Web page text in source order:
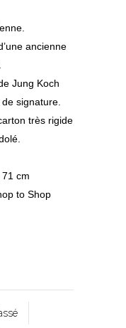
ancienne
Jung Koch
signature.
très rigide
cm
to Shop